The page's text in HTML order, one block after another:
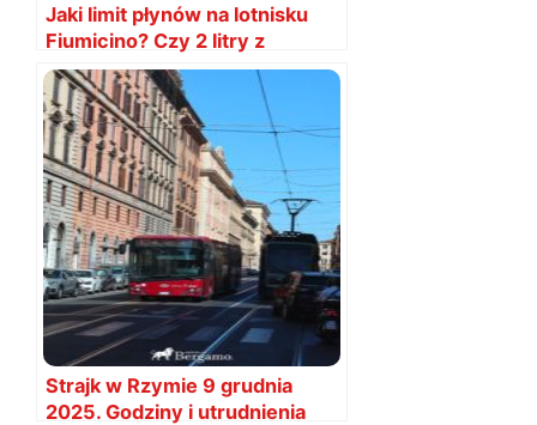
Jaki limit płynów na lotnisku
Fiumicino? Czy 2 litry z
Rzymu?
Strajk w Rzymie 9 grudnia
2025. Godziny i utrudnienia